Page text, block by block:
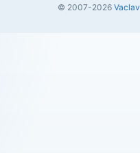
© 2007-2026 Vaclav